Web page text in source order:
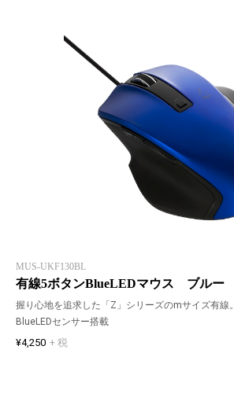
MUS-UKF130BL
有線5ボタンBlueLEDマウス ブルー
握り心地を追求した「Z」シリーズのmサイズ有線。
BlueLEDセンサー搭載
¥4,250 + 税